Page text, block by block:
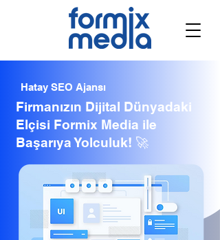
Hatay SEO Ajansı
Firmanızın Dijital Dünyadaki
Elçisi Formix Media ile
Başarıya Yolculuk! 🚀